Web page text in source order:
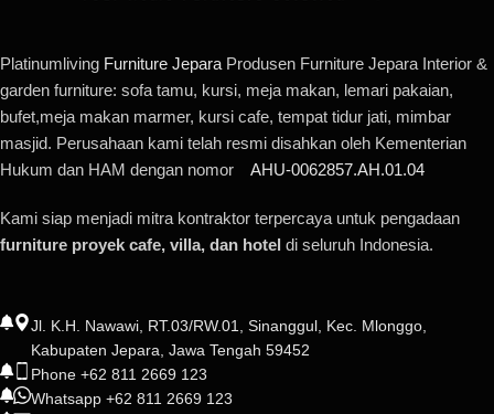
Platinumliving Furniture Jepara Produsen Furniture Jepara Interior &
garden furniture: sofa tamu, kursi, meja makan, lemari pakaian,
bufet,meja makan marmer, kursi cafe, tempat tidur jati, mimbar
masjid. Perusahaan kami telah resmi disahkan oleh Kementerian
Hukum dan HAM dengan nomor AHU-0062857.AH.01.04
Kami siap menjadi mitra kontraktor terpercaya untuk pengadaan
furniture proyek cafe, villa, dan hotel di seluruh Indonesia.
Jl. K.H. Nawawi, RT.03/RW.01, Sinanggul, Kec. Mlonggo,
Kabupaten Jepara, Jawa Tengah 59452
Phone +62 811 2669 123
Whatsapp +62 811 2669 123